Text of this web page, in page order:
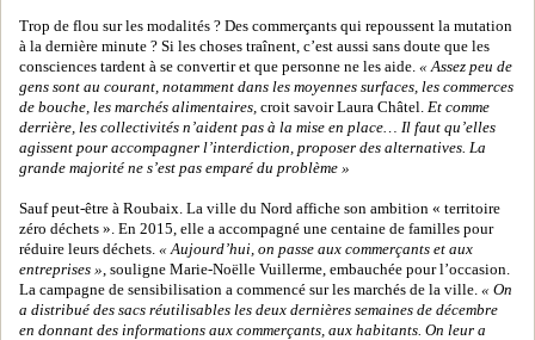
Trop de flou sur les modalités ? Des commerçants qui repoussent la mutation
à la dernière minute ? Si les choses traînent, c’est aussi sans doute que les
consciences tardent à se convertir et que personne ne les aide. « Assez peu de
gens sont au courant, notamment dans les moyennes surfaces, les commerces
de bouche, les marchés alimentaires, croit savoir Laura Châtel. Et comme
derrière, les collectivités n’aident pas à la mise en place… Il faut qu’elles
agissent pour accompagner l’interdiction, proposer des alternatives. La
grande majorité ne s’est pas emparé du problème »
Sauf peut-être à Roubaix. La ville du Nord affiche son ambition « territoire
zéro déchets ». En 2015, elle a accompagné une centaine de familles pour
réduire leurs déchets. « Aujourd’hui, on passe aux commerçants et aux
entreprises » , souligne Marie-Noëlle Vuillerme, embauchée pour l’occasion.
La campagne de sensibilisation a commencé sur les marchés de la ville. « On
a distribué des sacs réutilisables les deux dernières semaines de décembre
en donnant des informations aux commerçants, aux habitants. On leur a